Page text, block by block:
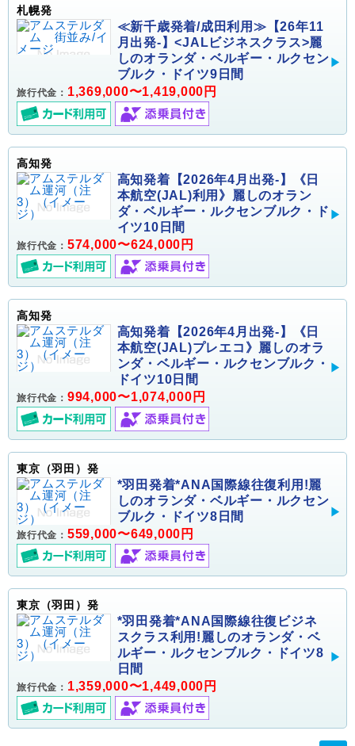
札幌発
≪新千歳発着/成田利用≫【26年11
月出発-】<JALビジネスクラス>麗
しのオランダ・ベルギー・ルクセン
ブルク・ドイツ9日間
旅行代金： 1,369,000〜1,419,000円
高知発
高知発着【2026年4月出発-】《日
本航空(JAL)利用》麗しのオラン
ダ・ベルギー・ルクセンブルク・ド
イツ10日間
旅行代金： 574,000〜624,000円
高知発
高知発着【2026年4月出発-】《日
本航空(JAL)プレエコ》麗しのオラ
ンダ・ベルギー・ルクセンブルク・
ドイツ10日間
旅行代金： 994,000〜1,074,000円
東京（羽田）発
*羽田発着*ANA国際線往復利用!麗
しのオランダ・ベルギー・ルクセン
ブルク・ドイツ8日間
旅行代金： 559,000〜649,000円
東京（羽田）発
*羽田発着*ANA国際線往復ビジネ
スクラス利用!麗しのオランダ・ベ
ルギー・ルクセンブルク・ドイツ8
日間
旅行代金： 1,359,000〜1,449,000円